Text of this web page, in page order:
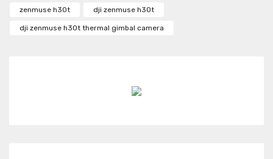
Ürün resmi kalitesiz, bozuk veya görüntülenemiyor.
Ürün açıklamasında eksik bilgiler bulunuyor.
zenmuse h30t
dji zenmuse h30t
dji zenmuse h30t thermal gimbal camera